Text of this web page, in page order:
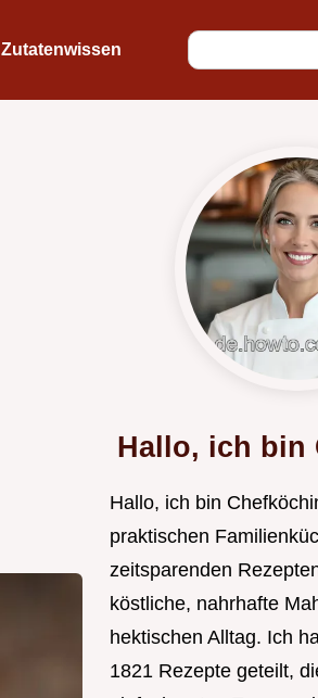
Zutatenwissen
Hallo, ich bin
Hallo, ich bin
praktischen
zeitsparenden
köstliche, nahrhafte
hektischen Alltag. Ich
1821 Rezepte geteilt,